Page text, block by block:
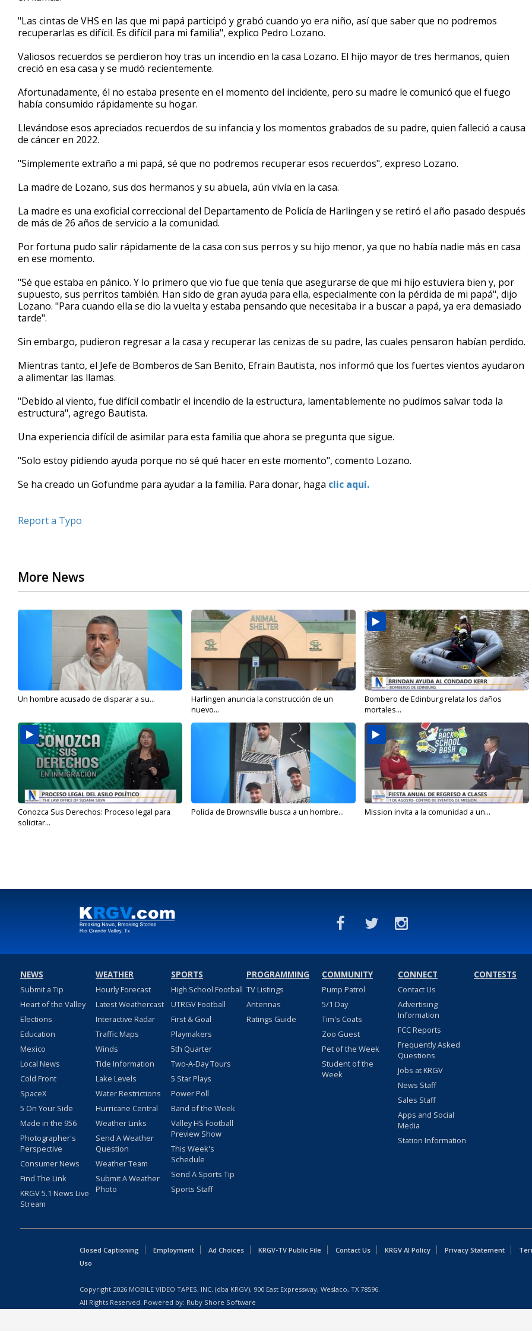
6
Volume
90%
"Las cintas de VHS en las que mi papá participó y grabó cuando yo era niño, así que saber que no podremos
recuperarlas es difícil. Es difícil para mi familia", explico Pedro Lozano.
Valiosos recuerdos se perdieron hoy tras un incendio en la casa Lozano. El hijo mayor de tres hermanos, quien
creció en esa casa y se mudó recientemente.
Afortunadamente, él no estaba presente en el momento del incidente, pero su madre le comunicó que el fuego
había consumido rápidamente su hogar.
Llevándose esos apreciados recuerdos de su infancia y los momentos grabados de su padre, quien falleció a causa
de cáncer en 2022.
"Simplemente extraño a mi papá, sé que no podremos recuperar esos recuerdos", expreso Lozano.
La madre de Lozano, sus dos hermanos y su abuela, aún vivía en la casa.
La madre es una exoficial correccional del Departamento de Policía de Harlingen y se retiró el año pasado después
de más de 26 años de servicio a la comunidad.
Por fortuna pudo salir rápidamente de la casa con sus perros y su hijo menor, ya que no había nadie más en casa
en ese momento.
"Sé que estaba en pánico. Y lo primero que vio fue que tenía que asegurarse de que mi hijo estuviera bien y, por
supuesto, sus perritos también. Han sido de gran ayuda para ella, especialmente con la pérdida de mi papá", dijo
Lozano. "Para cuando ella se dio la vuelta y estaba pensando que necesitaba ir a buscar a papá, ya era demasiado
tarde".
Sin embargo, pudieron regresar a la casa y recuperar las cenizas de su padre, las cuales pensaron habían perdido.
Mientras tanto, el Jefe de Bomberos de San Benito, Efrain Bautista, nos informó que los fuertes vientos ayudaron
a alimentar las llamas.
"Debido al viento, fue difícil combatir el incendio de la estructura, lamentablemente no pudimos salvar toda la
estructura", agrego Bautista.
Una experiencia difícil de asimilar para esta familia que ahora se pregunta que sigue.
"Solo estoy pidiendo ayuda porque no sé qué hacer en este momento", comento Lozano.
Se ha creado un Gofundme para ayudar a la familia. Para donar, haga clic aquí.
Report a Typo
More News
Un hombre acusado de disparar a su...
Harlingen anuncia la construcción de un
nuevo...
Bombero de Edinburg relata los daños
mortales...
Conozca Sus Derechos: Proceso legal para
solicitar...
Policía de Brownsville busca a un hombre... Mission invita a la comunidad a un...
NEWS
Submit a Tip
Heart of the Valley
Elections
Education
Mexico
Local News
Cold Front
SpaceX
5 On Your Side
Made in the 956
Photographer's
Perspective
Consumer News
Find The Link
KRGV 5.1 News Live
Stream
WEATHER
Hourly Forecast
Latest Weathercast
Interactive Radar
Traffic Maps
Winds
Tide Information
Lake Levels
Water Restrictions
Hurricane Central
Weather Links
Send A Weather
Question
Weather Team
Submit A Weather
Photo
SPORTS
High School Football
UTRGV Football
First & Goal
Playmakers
5th Quarter
Two-A-Day Tours
5 Star Plays
Power Poll
Band of the Week
Valley HS Football
Preview Show
This Week's
Schedule
Send A Sports Tip
Sports Staff
PROGRAMMING
TV Listings
Antennas
Ratings Guide
COMMUNITY
Pump Patrol
5/1 Day
Tim's Coats
Zoo Guest
Pet of the Week
Student of the
Week
CONNECT
Contact Us
Advertising
Information
FCC Reports
Frequently Asked
Questions
Jobs at KRGV
News Staff
Sales Staff
Apps and Social
Media
Station Information
CONTESTS
Closed Captioning Employment Ad Choices KRGV-TV Public File Contact Us KRGV AI Policy Privacy Statement
Uso
Copyright 2026 MOBILE VIDEO TAPES, INC. (dba KRGV), 900 East Expressway, Weslaco, TX 78596.
All Rights Reserved. Powered by: Ruby Shore Software